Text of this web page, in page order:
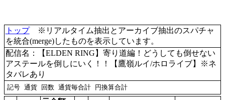
トップ※リアルタイム抽出とアーカイブ抽出のスパチャ
を統合(merge)したものを表示しています。
配信名：【ELDEN RING】寄り道編！どうしても倒せない
アステールを倒しにいく！！【鷹嶺ルイ/ホロライブ】※ネ
タバレあり
記号 通貨 回数 通貨毎合計 円換算合計